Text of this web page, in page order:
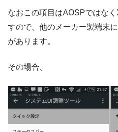
なおこの項目はAOSPではな
すので、他のメーカー製端末
があります。
その場合、